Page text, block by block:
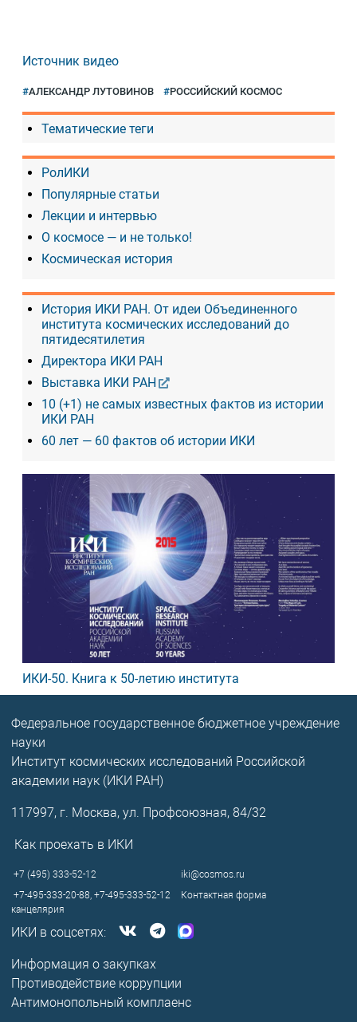
Источник видео
АЛЕКСАНДР ЛУТОВИНОВ РОССИЙСКИЙ КОСМОС
Тематические теги
РолИКИ
Популярные статьи
Лекции и интервью
О космосе — и не только!
Космическая история
История ИКИ РАН. От идеи Объединенного
института космических исследований до
пятидесятилетия
Директора ИКИ РАН
Выставка ИКИ РАН
10 (+1) не самых известных фактов из истории
ИКИ РАН
60 лет — 60 фактов об истории ИКИ
ИКИ-50. Книга к 50-летию института
Федеральное государственное бюджетное учреждение
науки
Институт космических исследований Российской
академии наук (ИКИ РАН)
117997, г. Москва, ул. Профсоюзная, 84/32
Как проехать в ИКИ
+7 (495) 333-52-12
iki@cosmos.ru
+7-495-333-20-88,+7-495-333-52-12
канцелярия
Контактная форма
ИКИ в соцсетях:
Информация о закупках
Противодействие коррупции
Антимонопольный комплаенс